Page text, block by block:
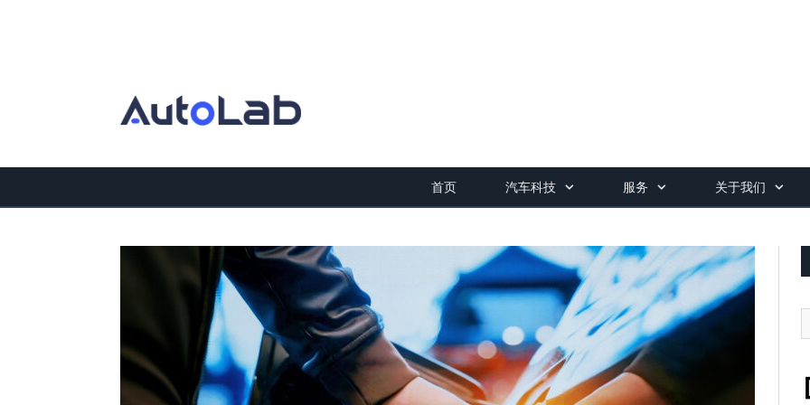
首页 汽车科技 服务 关于我们